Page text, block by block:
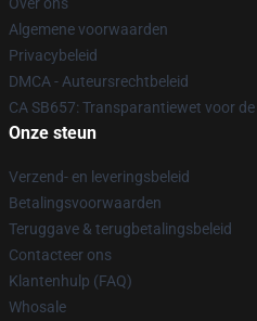
Algemene voorwaarden
Privacybeleid
DMCA - Auteursrechtbeleid
CA SB657: Transparantiewet voor
Onze steun
Verzend- en leveringsbeleid
Betalingsvoorwaarden
Teruggave & terugbetalingsbeleid
Contacteer ons
Klantenhulp (FAQ)
Whosale